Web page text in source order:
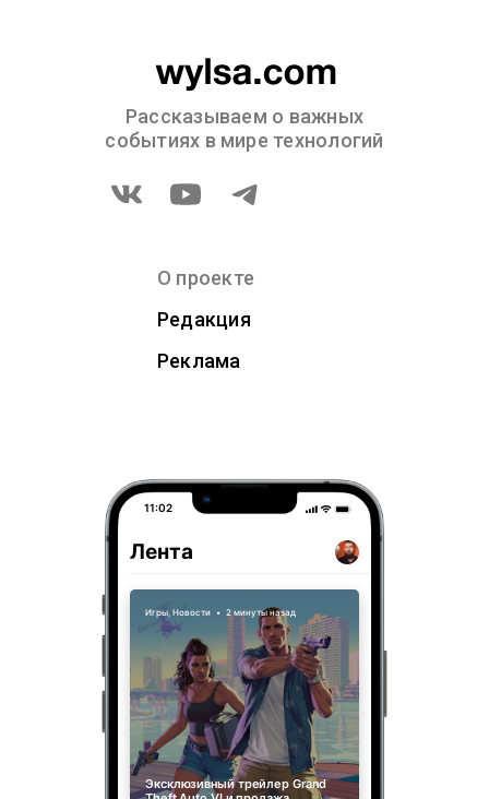
Рассказываем о важных
событиях в мире технологий
О проекте
Редакция
Реклама
11:02
Лента
Игры Новости • 2 минуты назад
Эксклюзивный трейлер Grand